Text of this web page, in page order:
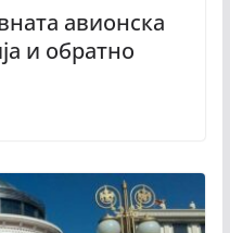
авионска
и обратно